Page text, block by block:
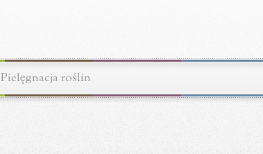
Pielęgnacja roślin